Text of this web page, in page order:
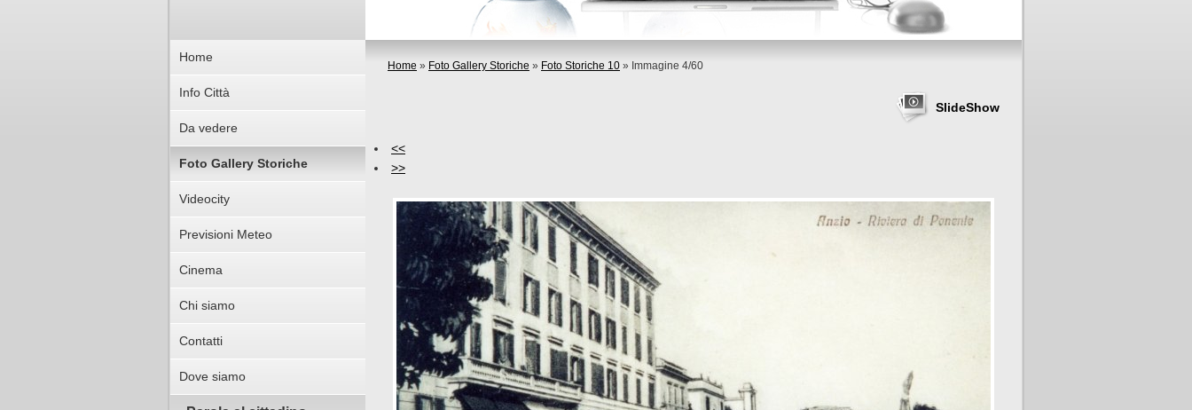
Home » Foto Gallery Storiche » Foto Storiche 10 » Immagine 4/60
SlideShow
<<
>>
Home
Info Città
Da vedere
Foto Gallery Storiche
Videocity
Previsioni Meteo
Cinema
Chi siamo
Contatti
Dove siamo